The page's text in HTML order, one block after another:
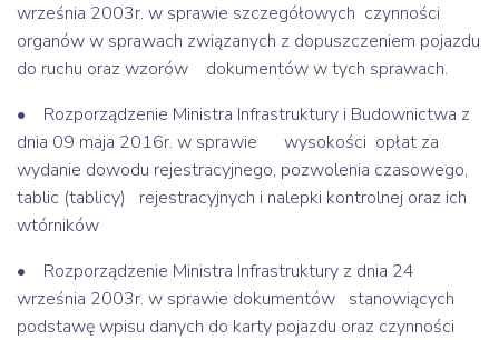
września 2003r. w sprawie szczegółowych czynności
organów w sprawach związanych z dopuszczeniem pojazdu
do ruchu oraz wzorów dokumentów w tych sprawach.
• Rozporządzenie Ministra Infrastruktury i Budownictwa z
dnia 09 maja 2016r. w sprawie wysokości opłat za
wydanie dowodu rejestracyjnego, pozwolenia czasowego,
tablic (tablicy) rejestracyjnych i nalepki kontrolnej oraz ich
wtórników
• Rozporządzenie Ministra Infrastruktury z dnia 24
września 2003r. w sprawie dokumentów stanowiących
podstawę wpisu danych do karty pojazdu oraz czynności